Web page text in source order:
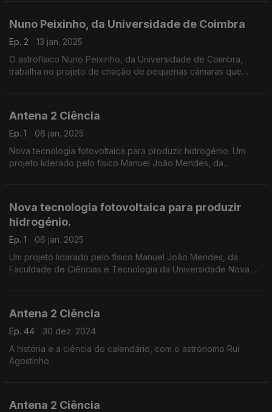
Nuno Peixinho, da Universidade de Coimbra
Ep. 2
13 jan. 2025
O astrofísico Nuno Peixinho, da Universidade de Coimbra,
trabalha no projeto de criação de pequenas câmaras que
Antena 2 Ciência
Ep. 1
06 jan. 2025
Nova tecnologia fotovoltaica para produzir hidrogénio. Um
projeto liderado pelo físico Manuel João Mendes, da
Nova tecnologia fotovoltaica para produzir
hidrogénio.
Ep. 1
06 jan. 2025
Um projeto lidarado pelo físico Manuel João Mendes, da
Faculdade de Ciências e Tecnologia da Universidade Nova de
Antena 2 Ciência
Ep. 44
30 dez. 2024
A história e a ciência do calendário, com o astrónomo Rui
Agostinho
Antena 2 Ciência